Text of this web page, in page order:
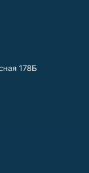
178Б